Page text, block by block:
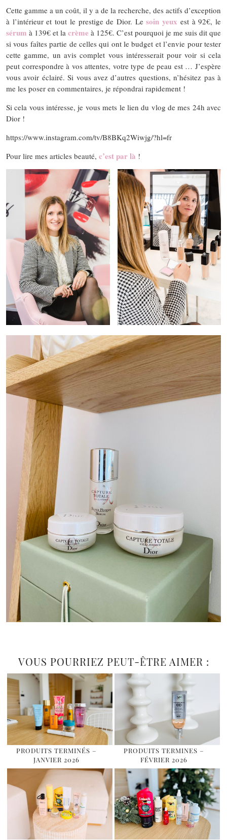
Cette gamme a un coût, il y a de la recherche, des actifs d’exception
à l’intérieur et tout le prestige de Dior. Lesoin yeux est à 92€, le
sérum à 139€ et la crème à 125€. C’est pourquoi je me suis dit que
si vous faîtes partie de celles qui ont le budget et l’envie pour tester
cette gamme, un avis complet vous intéresserait pour voir si cela
peut correspondre à vos attentes, votre type de peau est … J’espère
vous avoir éclairé. Si vous avez d’autres questions, n’hésitez pas à
me les poser en commentaires, je répondrai rapidement !
Si cela vous intéresse, je vous mets le lien du vlog de mes 24h avec
Dior !
https://www.instagram.com/tv/B8BKq2Wiwjg/?hl=fr
Pour lire mes articles beauté, c’est par là !
VOUS POURRIEZ PEUT-ÊTRE AIMER :
PRODUITS TERMINÉS –
JANVIER 2026
PRODUITS TERMINES –
FÉVRIER 2026